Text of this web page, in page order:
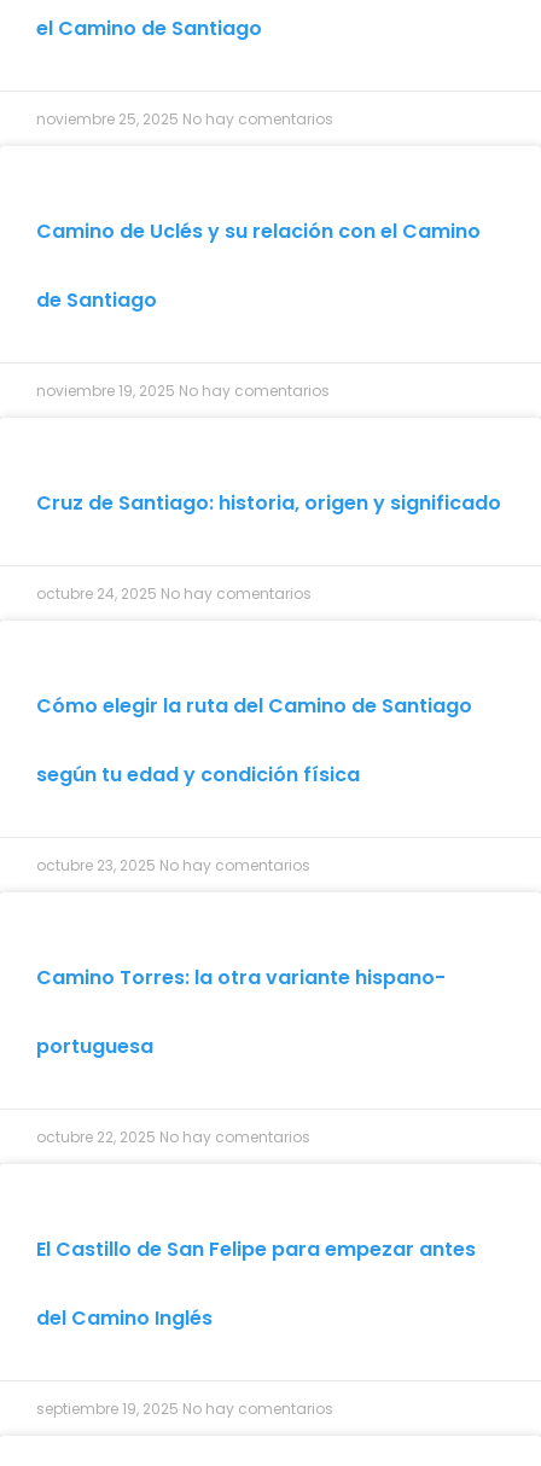
el Camino de Santiago
noviembre 25, 2025 No hay comentarios
Camino de Uclés y su relación con el Camino
de Santiago
noviembre 19, 2025 No hay comentarios
Cruz de Santiago: historia, origen y significado
octubre 24, 2025 No hay comentarios
Cómo elegir la ruta del Camino de Santiago
según tu edad y condición física
octubre 23, 2025 No hay comentarios
Camino Torres: la otra variante hispano-
portuguesa
octubre 22, 2025 No hay comentarios
El Castillo de San Felipe para empezar antes
del Camino Inglés
septiembre 19, 2025 No hay comentarios